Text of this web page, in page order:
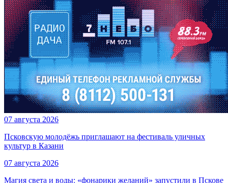
07 августа 2026
Псковскую молодёжь приглашают на фестиваль уличных
культур в Казани
07 августа 2026
Магия света и воды: «фонарики желаний» запустили в Пскове